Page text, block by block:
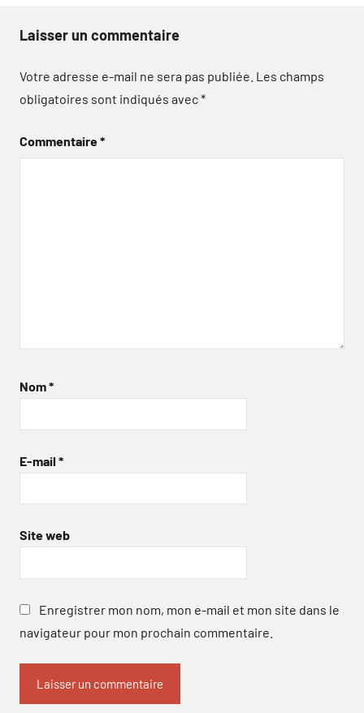
Laisser un commentaire
Votre adresse e-mail ne sera pas publiée. Les champs
obligatoires sont indiqués avec*
Commentaire*
Nom*
E-mail *
Site web
Enregistrer mon nom, mon e-mail et mon site dans le
navigateur pour mon prochain commentaire.